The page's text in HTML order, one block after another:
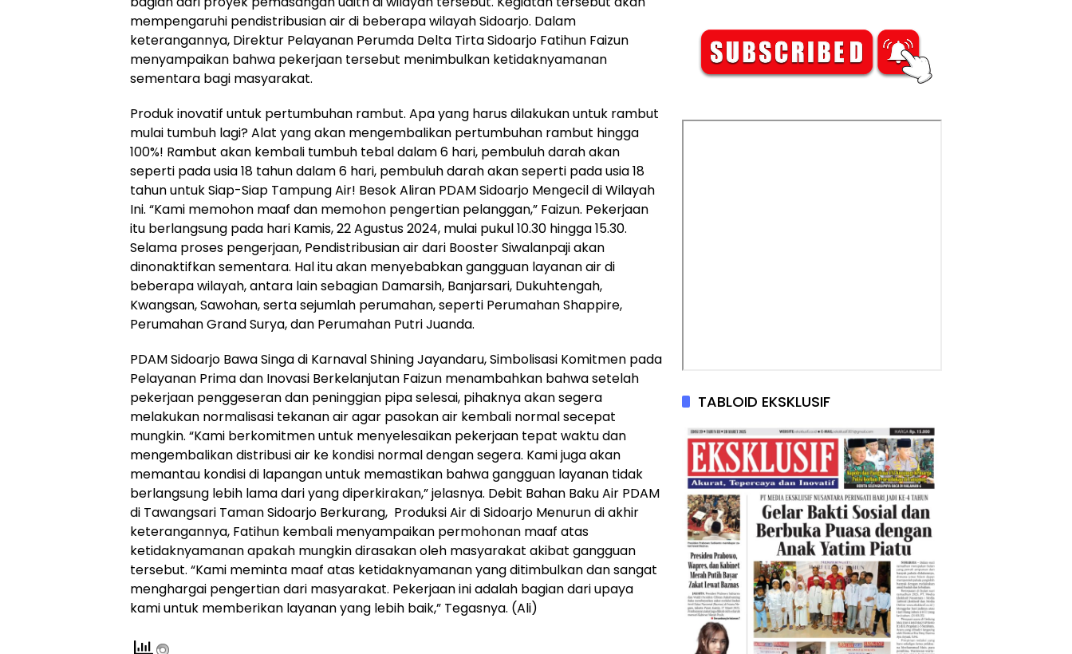
mempengaruhi pendistribusian air di beberapa wilayah Sidoarjo. Dalam
keterangannya, Direktur Pelayanan Perumda Delta Tirta Sidoarjo Fatihun Faizun
menyampaikan bahwa pekerjaan tersebut menimbulkan ketidaknyamanan
sementara bagi masyarakat.
Produk inovatif untuk pertumbuhan rambut. Apa yang harus dilakukan untuk rambut
mulai tumbuh lagi? Alat yang akan mengembalikan pertumbuhan rambut hingga
100%! Rambut akan kembali tumbuh tebal dalam 6 hari, pembuluh darah akan
seperti pada usia 18 tahun dalam 6 hari, pembuluh darah akan seperti pada usia 18
tahun untuk Siap-Siap Tampung Air! Besok Aliran PDAM Sidoarjo Mengecil di Wilayah
Ini. “Kami memohon maaf dan memohon pengertian pelanggan,” Faizun. Pekerjaan
itu berlangsung pada hari Kamis, 22 Agustus 2024, mulai pukul 10.30 hingga 15.30.
Selama proses pengerjaan, Pendistribusian air dari Booster Siwalanpaji akan
dinonaktifkan sementara. Hal itu akan menyebabkan gangguan layanan air di
beberapa wilayah, antara lain sebagian Damarsih, Banjarsari, Dukuhtengah,
Kwangsan, Sawohan, serta sejumlah perumahan, seperti Perumahan Shappire,
Perumahan Grand Surya, dan Perumahan Putri Juanda.
PDAM Sidoarjo Bawa Singa di Karnaval Shining Jayandaru, Simbolisasi Komitmen pada
Pelayanan Prima dan Inovasi Berkelanjutan Faizun menambahkan bahwa setelah
pekerjaan penggeseran dan peninggian pipa selesai, pihaknya akan segera
melakukan normalisasi tekanan air agar pasokan air kembali normal secepat
mungkin. “Kami berkomitmen untuk menyelesaikan pekerjaan tepat waktu dan
mengembalikan distribusi air ke kondisi normal dengan segera. Kami juga akan
memantau kondisi di lapangan untuk memastikan bahwa gangguan layanan tidak
berlangsung lebih lama dari yang diperkirakan,” jelasnya. Debit Bahan Baku Air PDAM
di Tawangsari Taman Sidoarjo Berkurang, Produksi Air di Sidoarjo Menurun di akhir
keterangannya, Fatihun kembali menyampaikan permohonan maaf atas
ketidaknyamanan apakah mungkin dirasakan oleh masyarakat akibat gangguan
tersebut. “Kami meminta maaf atas ketidaknyamanan yang ditimbulkan dan sangat
menghargai pengertian dari masyarakat. Pekerjaan ini adalah bagian dari upaya
kami untuk memberikan layanan yang lebih baik,” Tegasnya. (Ali)
TABLOID EKSKLUSIF